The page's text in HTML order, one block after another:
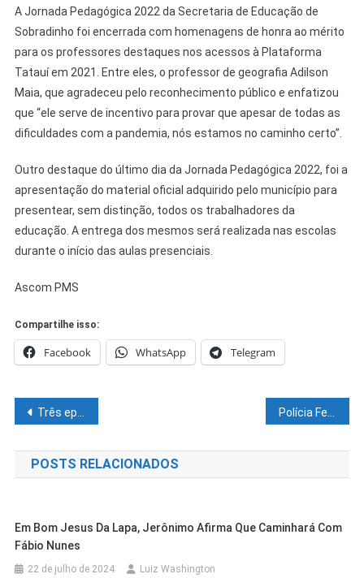
A Jornada Pedagógica 2022 da Secretaria de Educação de
Sobradinho foi encerrada com homenagens de honra ao mérito
para os professores destaques nos acessos à Plataforma
Tatauí em 2021. Entre eles, o professor de geografia Adilson
Maia, que agradeceu pelo reconhecimento público e enfatizou
que “ele serve de incentivo para provar que apesar de todas as
dificuldades com a pandemia, nós estamos no caminho certo”.
Outro destaque do último dia da Jornada Pedagógica 2022, foi a
apresentação do material oficial adquirido pelo município para
presentear, sem distinção, todos os trabalhadores da
educação. A entrega dos mesmos será realizada nas escolas
durante o início das aulas presenciais.
Ascom PMS
Compartilhe isso:
Facebook WhatsApp Telegram
Navegação
de
Post
Três episódios e um discurso que opuseram Rui e Wagner… Polícia Federal investiga fraudes no auxílio emergencial
POSTS RELACIONADOS
Em Bom Jesus Da Lapa, Jerônimo Afirma Que Caminhará Com
Fábio Nunes
22 de julho de 2024 Luiz Washington